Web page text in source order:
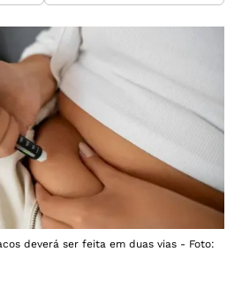
deverá ser feita em duas vias - Foto: